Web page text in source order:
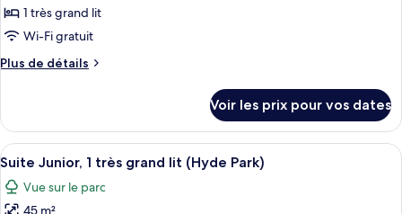
ce
type
chambre :
très
grand
lit
(Hyde
1 très grand lit
Wi-Fi gratuit
Plus de détails
Plus
le
type
de
Chambre,
Voir les prix pour vos dates
Afficher
toutes
les
Suite Junior, 1 très grand lit (Hyde
7
Suite Junior, 1 très grand lit (Hyde Park)
Vue sur le parc
45 m²